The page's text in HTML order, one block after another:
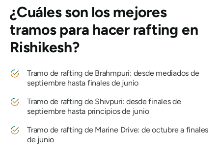
¿Cuáles son los mejores
tramos para hacer rafting en
Rishikesh?
Tramo de rafting de Brahmpuri: desde mediados de
septiembre hasta finales de junio
Tramo de rafting de Shivpuri: desde finales de
septiembre hasta principios de junio
Tramo de rafting de Marine Drive: de octubre a finales
de junio